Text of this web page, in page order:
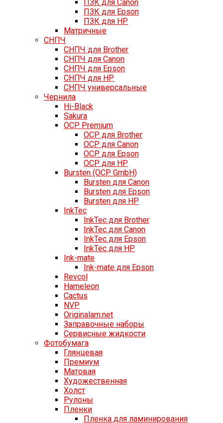
ПЗК для Canon
ПЗК для Epson
ПЗК для HP
Матричные
СНПЧ
СНПЧ для Brother
СНПЧ для Canon
СНПЧ для Epson
СНПЧ для HP
СНПЧ универсальные
Чернила
Hi-Black
Sakura
OCP Premium
OCP для Brother
OCP для Canon
OCP для Epson
OCP для HP
Bursten (OCP GmbH)
Bursten для Canon
Bursten для Epson
Bursten для HP
InkTec
InkTec для Brother
InkTec для Canon
InkTec для Epson
InkTec для HP
Ink-mate
Ink-mate для Epson
Revcol
Hameleon
Cactus
NVP
Originalam.net
Заправочные наборы
Сервисные жидкости
Фотобумага
Глянцевая
Премиум
Матовая
Художественная
Холст
Рулоны
Пленки
Пленка для ламинирования